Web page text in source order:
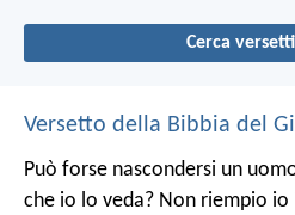
Cerca
Versetto della Bibbia del
Può forse nascondersi un
che io lo veda? Non riempio